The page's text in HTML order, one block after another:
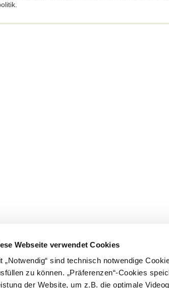
Webseite verwendet Cookies
„Notwendig“ sind technisch notwendige
zu können. „Präferenzen“-Cookies
der Website, um z.B. die optimale